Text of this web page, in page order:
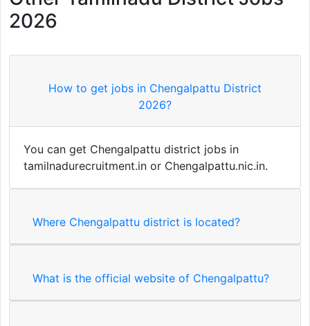
2026
How to get jobs in Chengalpattu District
2026?
You can get Chengalpattu district jobs in
tamilnadurecruitment.in or Chengalpattu.nic.in.
Where Chengalpattu district is located?
What is the official website of Chengalpattu?